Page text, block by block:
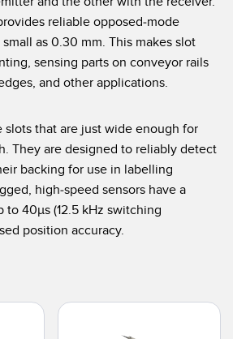
y Sensores de Haz Ancho
Sensors
reliable opposed-mode
as 0.30 mm. This makes slot
sensing parts on conveyor rails
and other applications.
slots that are just wide enough for
They are designed to reliably detect
backing for use in labelling
high-speed sensors have a
to 40µs (12.5 kHz switching
position accuracy.